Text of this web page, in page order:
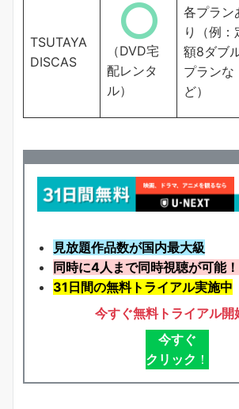
TSUTAYA
DISCAS
（DVD宅
配レンタ
ル）
各プラン
り（例：
額8ダブ
プランな
ど）
見放題作品数が国内最大級
同時に4人まで同時視聴が可能！
31日間の無料トライアル実施中
今すぐ無料トライアル開
今すぐ
クリック ！